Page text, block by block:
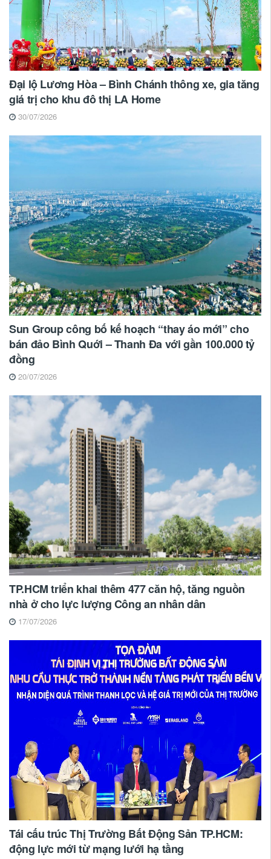
Đại lộ Lương Hòa – Bình Chánh thông xe, gia tăng
giá trị cho khu đô thị LA Home
30/07/2026
Sun Group công bố kế hoạch “thay áo mới” cho
bán đảo Bình Quới – Thanh Đa với gần 100.000 tỷ
đồng
20/07/2026
TP.HCM triển khai thêm 477 căn hộ, tăng nguồn
nhà ở cho lực lượng Công an nhân dân
17/07/2026
Tái cấu trúc Thị Trường Bất Động Sản TP.HCM:
động lực mới từ mạng lưới hạ tầng